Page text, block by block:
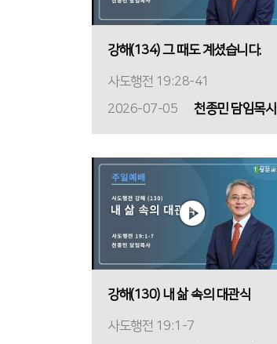
강해(134) 그 때도 계셨습니다.
사도행전 19:28-41
2026-07-05
천종민 담임목사
강해(130) 내 삶 속의 대관식
사도행전 19:1-7